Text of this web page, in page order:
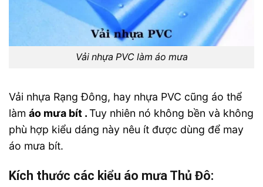
Vải nhựa PVC làm áo mưa
Vải nhựa Rạng Đông, hay nhựa PVC cũng áo thể
làm áo mưa bít .Tuy nhiên nó không bền và không
phù hợp kiểu dáng này nêu ít được dùng để may
áo mưa bít.
Kích thước các kiểu áo mưa Thủ Đô: